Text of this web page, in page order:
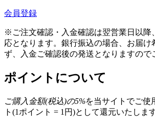
会員登録
※ご注文確認・入金確認は翌営業日以降
応となります。銀行振込の場合、お届け
ず、入金ご確認後の発送となりますので
ポイントについて
ご購入金額(税込)の5%を当サイトでご使
ト(1ポイント = 1円)として還元いたします